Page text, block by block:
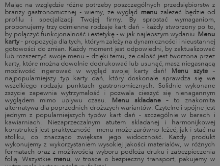
Mając na względzie różne potrzeby poszczególnych przedsiębiorstw z
branży gastronomicznej - wiemy, że wygląd menuzależeć będzie od
profilu i specjalizacji Twojej firmy. By sprostać wymaganiom,
proponujemy trzy odmienne rodzaje kart dań – każdy stworzony po to,
by połączyć funkcjonalność i estetykę - w jak najlepszym wydaniu. Menu
karty– propozycja dla tych, którym zależy na dynamiczności i nieustannej
gotowości do zmian. Każdy moment jest odpowiedni, by zaktualizować
lub rozszerzyć swoje menu – dzięki temu, że całość jest tworzona przez
karty, które można dowolnie dodrukować lub usunąć, masz niegasnącą
możliwość ingerować w wygląd swojej karty dań! Menu szyte –
najpopularniejszy typ karty dań, który doskonale sprawdza się we
wszelkiego rodzaju punktach gastronomicznych. Solidnie wykonane
zszycie zapewnia wytrzymałość i pozwala cieszyć się nienagannym
wyglądem mimo upływu czasu. Menu składane– to znakomita
alternatywa dla poprzednich droższych wariantów. Czytelne i spójne jest
jednym z popularniejszych typów kart dań - szczególnie w barach i
kawiarniach. Niezaprzeczalnym atutem składanej i harmonijkowej
konstrukcji jest praktyczność – menu może zarówno leżeć, jak i stać na
stoliku, co znacząco zwiększa jego widoczność. Każdy produkt
wykonujemy z wykorzystaniem wysokiej jakości materiałów, w różnych
formatach oraz z możliwością wyboru podłoża druku i zabezpieczenia
folią. Wszystkie menu , w trosce o bezpieczny transport, pakujemy w